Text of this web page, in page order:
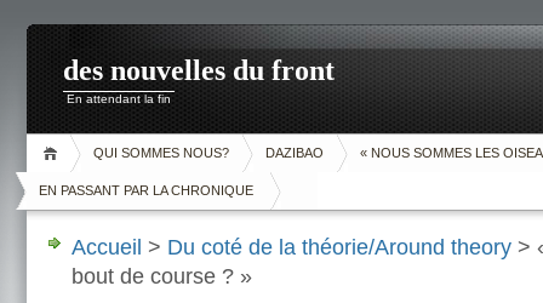
des nouvelles du front
En attendant la fin
QUI SOMMES NOUS? DAZIBAO « NOUS SOMMES LES
EN PASSANT PAR LA CHRONIQUE
Accueil > Du coté de la théorie/Around theory >
bout de course ? »